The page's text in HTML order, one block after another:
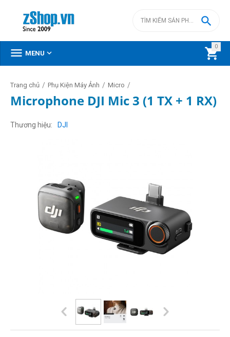
0


 MENU 
Trang chủ / Phụ Kiện Máy Ảnh / Micro /
Microphone DJI Mic 3 (1 TX + 1 RX)
Thương hiệu DJI